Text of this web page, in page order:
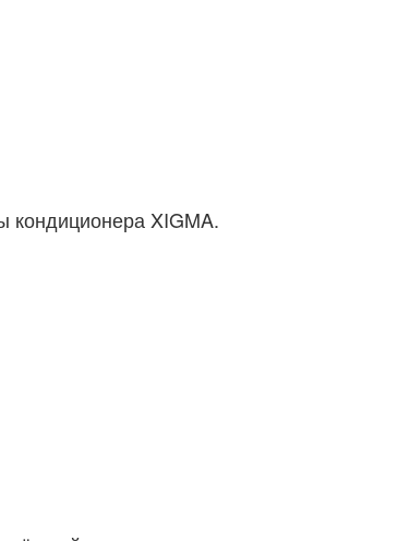
кондиционера XIGMA.